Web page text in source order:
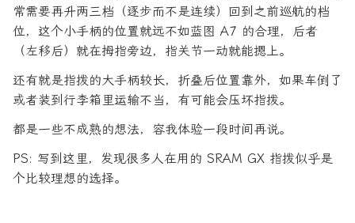
常需要再升两三档（逐步而不是连续）回到之前巡航的档
位，这个小手柄的位置就远不如蓝图 A7 的合理，后者
（左移后）就在拇指旁边，指关节一动就能摁上。
还有就是指拨的大手柄较长，折叠后位置靠外，如果车倒了
或者装到行李箱里运输不当，有可能会压坏指拨。
都是一些不成熟的想法，容我体验一段时间再说。
PS: 写到这里，发现很多人在用的 SRAM GX 指拨似乎是
个比较理想的选择。